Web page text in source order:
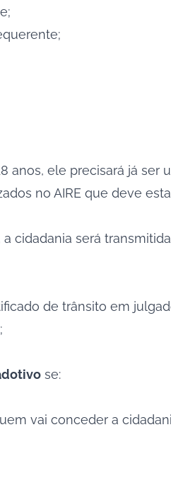
anos, ele precisará já
no AIRE que deve
será
de trânsito em
se:
vai conceder a